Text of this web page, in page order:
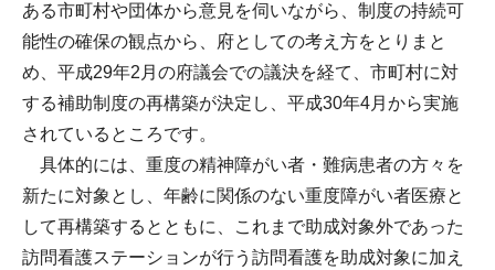
ある市町村や団体から意見を伺いながら、制度の持続可
能性の確保の観点から、府としての考え方をとりまと
め、平成29年2月の府議会での議決を経て、市町村に対
する補助制度の再構築が決定し、平成30年4月から実施
されているところです。
具体的には、重度の精神障がい者・難病患者の方々を
新たに対象とし、年齢に関係のない重度障がい者医療と
して再構築するとともに、これまで助成対象外であった
訪問看護ステーションが行う訪問看護を助成対象に加え